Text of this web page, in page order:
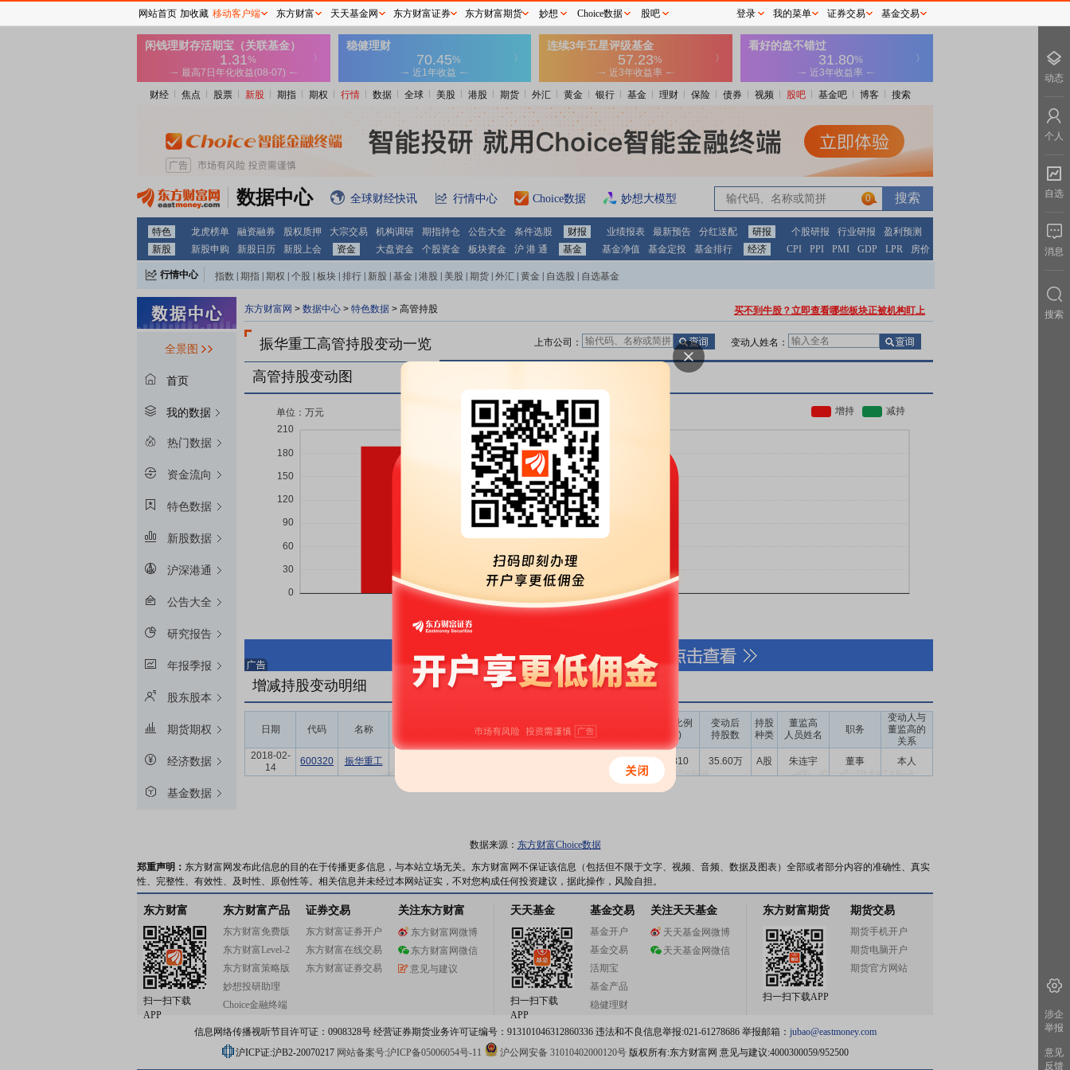
财经 焦点 股票 新股 期指 期权 行情 数据 全球 美股 港股 期货 外汇 黄金 银行 基金 理财 保险 债券 视频 股吧 基金吧 博客 搜索
数据中心 全球财经快讯 行情中心 Choice数据 妙想大模型 0
特色 龙虎榜单 融资融券 股权质押 大宗交易 机构调研 期指持仓 公告大全 条件选股 财报 业绩报表 最新预告 分红送配 研报 个股研报 行业研报
盈利预测
新股
新股申购 新股日历 新股上会 资金 大盘资金 个股资金 板块资金 沪 港 通 基金 基金净值 基金定投 基金排行 经济 CPI PPI PMI GDP LPR 房价
行情中心 指数 期指 期权 个股 板块 排行 新股 基金 港股 美股 期货 外汇 黄金 自选股 自选基金
全景图
首页
我的数据
热门数据
资金流向
特色数据
新股数据
沪深港通
公告大全
研究报告
年报季报
股东股本
期货期权
经济数据
基金数据
东方财富网 > 数据中心 > 特色数据 > 高管持股 买不到牛股？立即查看哪些板块正被机构盯上
振华重工高管持股变动一览 变动人姓名：
上市公司：
高管持股变动图
增减持股变动明细
日期 代码 名称 变动股数
均价
变动金额
(万)
变动比例
(‰)
变动后
持股数
持股
种类
董监高
人员姓名
职务
变动人与
董监高的
关系
2018-02-
14
600320 振华重工 0.0810 35.60万 A股 朱连宇 董事 本人
数据来源： 东方财富Choice数据
郑重声明： 东方财富网发布此信息的目的在于传播更多信息，与本站立场无关。东方财富网不保证该信息（包括但不限于文字、视频、音频、数据及图表）全部或者部分内容的准确性、真实
性、完整性、有效性、及时性、原创性等。相关信息并未经过本网站证实，不对您构成任何投资建议，据此操作，风险自担。
东方财富
扫一扫下载
APP
东方财富产品
东方财富免费版
东方财富Level-2
东方财富策略版
妙想投研助理
Choice金融终端
证券交易
东方财富证券开户
东方财富在线交易
东方财富证券交易
关注东方财富
东方财富网微博
东方财富网微信
意见与建议
天天基金
扫一扫下载
APP
基金交易
基金开户
基金交易
活期宝
基金产品
稳健理财
关注天天基金
天天基金网微博
天天基金网微信
东方财富期货
扫一扫下载APP
期货交易
期货手机开户
期货电脑开户
期货官方网站
信息网络传播视听节目许可证：0908328号 经营证券期货业务许可证编号：913101046312860336 违法和不良信息举报:021-61278686 举报邮箱： jubao@eastmoney.com
沪ICP证:沪B2-20070217 网站备案号:沪ICP备05006054号-11 沪公网安备 31010402000120号版权所有:东方财富网 意见与建议:4000300059/952500
网站首页 加收藏 移动客户端 东方财富 天天基金网 东方财富证券 东方财富期货 妙想 Choice数据 股吧 登录 我的菜单 证券交易 基金交易
动态
个人
自选
消息
搜索
涉企
举报
意见
反馈